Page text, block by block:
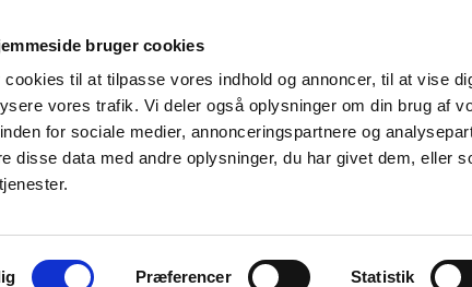
bruger cookies
cookies til at tilpasse vores indhold og annoncer, til at vise
vores trafik. Vi deler også oplysninger om din brug af
for sociale medier, annonceringspartnere og
disse data med andre oplysninger, du har givet dem, eller
Præferencer Statistik
Nyheder
Bivirkninger og
produktinformation
Tilskud og